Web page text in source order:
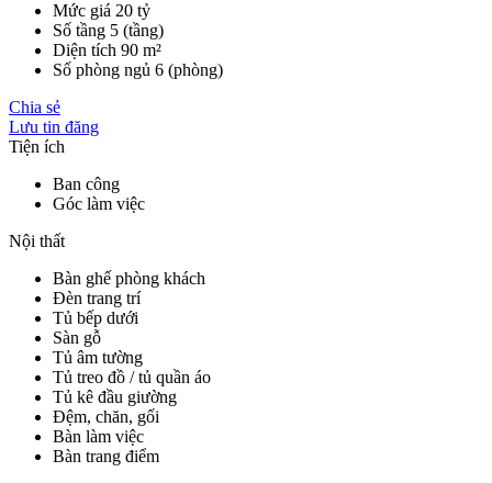
Mức giá 20 tỷ
Số tầng 5 (tầng)
Diện tích 90 m²
Số phòng ngủ 6 (phòng)
Chia sẻ
Lưu tin đăng
Tiện ích
Ban công
Góc làm việc
Nội thất
Bàn ghế phòng khách
Đèn trang trí
Tủ bếp dưới
Sàn gỗ
Tủ âm tường
Tủ treo đồ / tủ quần áo
Tủ kê đầu giường
Đệm, chăn, gối
Bàn làm việc
Bàn trang điểm